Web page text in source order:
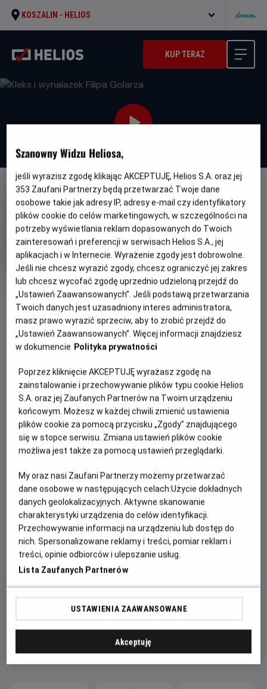
KOSZALIN - HELIOS
KUP TERAZ
FILM POLSKI
OBSERWUJ
Kleks i wynalazek Filipa Golarza
Gatunek
Fantasy / Przygodowy / Familijny
Minimalny
Od 7
lat
Czas
trwania
116 min
Kraj
i
rok
produkcji
Polska (2025)
PREMIERA
10 stycznia 2025
REŻYSERIA
Maciej Kawulski
SCENARIUSZ
Krzysztof Gureczny,
Agnieszka Kruk
OBSADA
Piotr Fronczewski, Tomasz Kot, Janusz Chabior, Sebastian
Stankiewicz, Antonina Litwiniak, Konrad Repiński
WIĘCEJ SZCZEGÓŁÓW
OPIS FILMU
Po letniej przerwie Ada Niezgódka wraca do Akademii, żeby
rozwikłać tajemnicę pochodzenia swojego przyjaciela -
Alberta. W tym samym czasie profesor Kleks wyrusza do
świata realnego, żeby odnaleźć przyjaciela sprzed lat.
Okazuje się, że oba te tropy prowadzą do dawnego
absolwenta Akademii - Filipa zwanego Golarzem…
ZAPROŚ ZNAJOMYCH
Szanowny Widzu Heliosa,
jeśli wyrazisz zgodę klikając AKCEPTUJĘ, Helios S.A. oraz jej
353 Zaufani Partnerzy będą przetwarzać Twoje dane
osobowe takie jak adresy IP, adresy e-mail czy identyfikatory
plików cookie do celów marketingowych, w szczególności na
potrzeby wyświetlania reklam dopasowanych do Twoich
zainteresowań i preferencji w serwisach Helios S.A., jej
aplikacjach i w Internecie. Wyrażenie zgody jest dobrowolne.
Jeśli nie chcesz wyrazić zgody, chcesz ograniczyć jej zakres
lub chcesz wycofać zgodę uprzednio udzieloną przejdź do
„Ustawień Zaawansowanych”. Jeśli podstawą przetwarzania
Twoich danych jest uzasadniony interes administratora,
masz prawo wyrazić sprzeciw, aby to zrobić przejdź do
„Ustawień Zaawansowanych”. Więcej informacji znajdziesz
w dokumencie Polityka prywatności
Poprzez kliknięcie AKCEPTUJĘ wyrażasz zgodę na
zainstalowanie i przechowywanie plików typu cookie Helios
S.A. oraz jej Zaufanych Partnerów na Twoim urządzeniu
końcowym. Możesz w każdej chwili zmienić ustawienia
plików cookie za pomocą przycisku „Zgody” znajdującego
się w stopce serwisu. Zmiana ustawień plików cookie
możliwa jest także za pomocą ustawień przeglądarki.
My oraz nasi Zaufani Partnerzy możemy przetwarzać
dane osobowe w następujących celach:Użycie dokładnych
danych geolokalizacyjnych. Aktywne skanowanie
charakterystyki urządzenia do celów identyfikacji.
Przechowywanie informacji na urządzeniu lub dostęp do
nich. Spersonalizowane reklamy i treści, pomiar reklam i
treści, opinie odbiorców i ulepszanie usług.
Lista Zaufanych Partnerów
USTAWIENIA ZAAWANSOWANE
Akceptuję